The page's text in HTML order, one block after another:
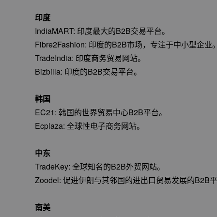
印度
IndiaMART: 印度最大的B2B交易平台。
Fibre2Fashion: 印度的B2B市场，专注于中小型企业。
TradeIndia: 印度商务贸易网站。
Bizbilla: 印度的B2B交易平台。
韩国
EC21: 韩国的世界贸易中心B2B平台。
Ecplaza: 全球性电子商务网站。
中东
TradeKey: 全球知名的B2B外贸网站。
Zoodel: 促进伊朗与其邻国的进出口贸易发展的B2B平
南美